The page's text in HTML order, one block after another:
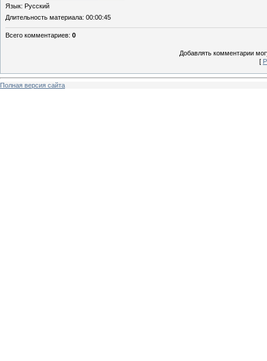
Язык: Русский
Длительность материала: 00:00:45
Всего комментариев: 0
Добавлять комментарии
[
Полная версия сайта